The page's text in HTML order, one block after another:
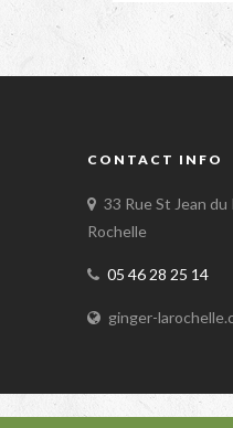
CONTACT INFO
33 Rue St Jean
Rochelle
05 46 28 25 14
ginger-